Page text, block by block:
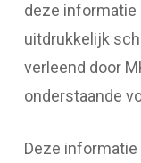
deze informatie
uitdrukkelijk
verleend door
onderstaande
Deze